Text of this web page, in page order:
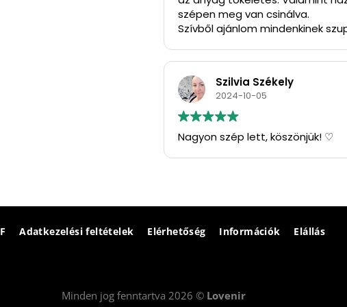
szépen meg van csinálva.
Szívből ajánlom mindenkinek
Szilvia Székely
2024-10-05
Nagyon szép lett, köszönjük! ♡
Adatkezelési feltételek Elérhetőség Információk Elállás
Minden jog fenntartva 2026 © Lovenir